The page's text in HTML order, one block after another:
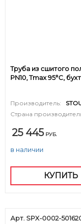
Труба из сшитого
PN10, Tmax 95°C,
Производитель:
Страна
25 445 РУБ.
в наличии
КУПИТЬ
Арт. SPX-0002-